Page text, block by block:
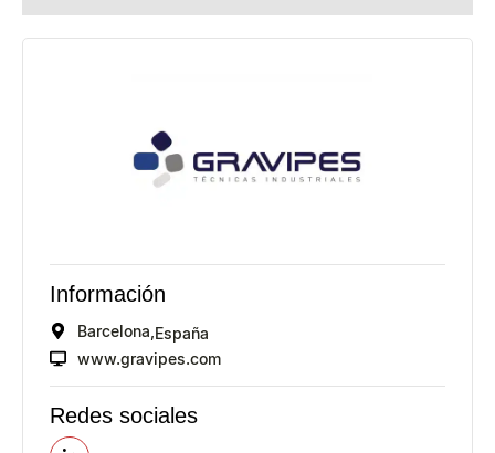
Información
Barcelona, España
www.gravipes.com
Redes sociales